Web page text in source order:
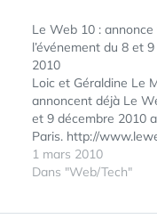
Le Web 10 : annonce
l’événement du 8 et
2010
Loic et Géraldine Le
annoncent déjà Le
et 9 décembre 2010
Paris. http://
1 mars 2010
Dans "Web/Tech"